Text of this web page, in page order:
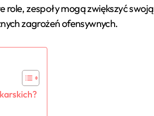
role, zespoły mogą zwiększyć swoją
zagrożeń ofensywnych.